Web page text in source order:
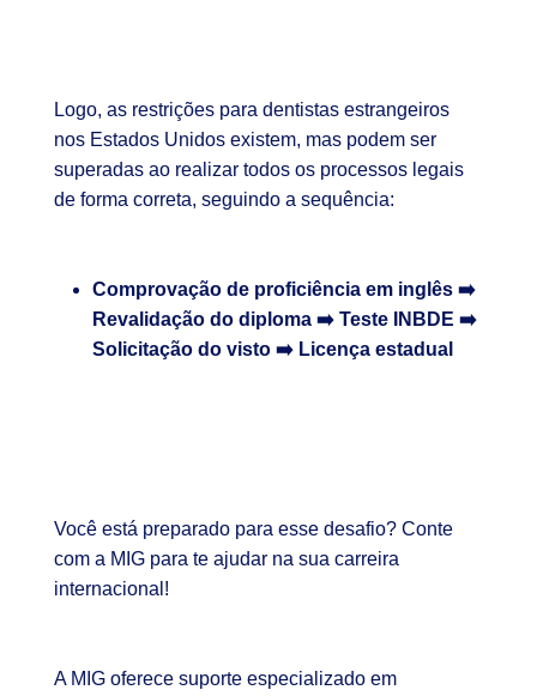
Logo, as restrições para dentistas estrangeiros
nos Estados Unidos existem, mas podem ser
superadas ao realizar todos os processos legais
de forma correta, seguindo a sequência:
Comprovação de proficiência em inglês ➡️
Revalidação do diploma ➡️ Teste INBDE ➡️
Solicitação do visto ➡️ Licença estadual
Você está preparado para esse desafio? Conte
com a MIG para te ajudar na sua carreira
internacional!
A MIG oferece suporte especializado em